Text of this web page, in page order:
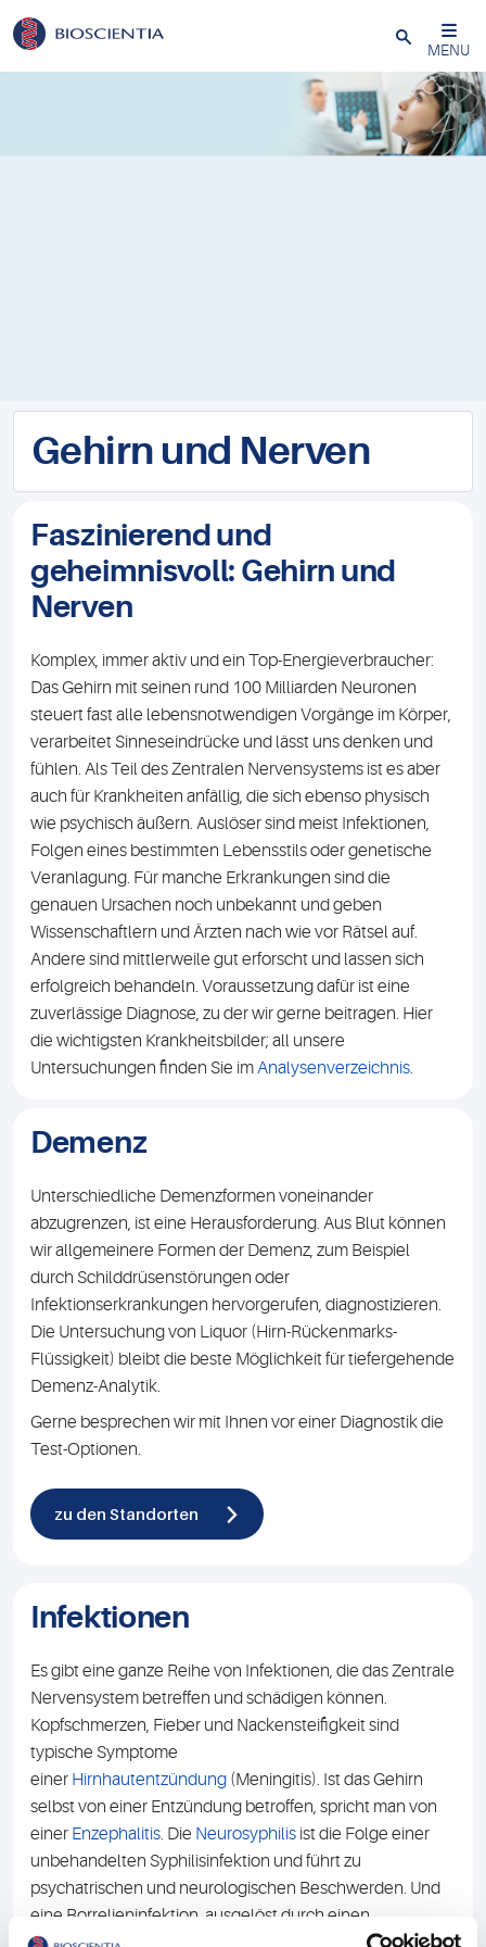
Schließen
MENU
Gehirn und Nerven
Faszinierend und
geheimnisvoll: Gehirn und
Nerven
Komplex, immer aktiv und ein Top-Energieverbraucher:
Das Gehirn mit seinen rund 100 Milliarden Neuronen
steuert fast alle lebensnotwendigen Vorgänge im Körper,
verarbeitet Sinneseindrücke und lässt uns denken und
fühlen. Als Teil des Zentralen Nervensystems ist es aber
auch für Krankheiten anfällig, die sich ebenso physisch
wie psychisch äußern. Auslöser sind meist Infektionen,
Folgen eines bestimmten Lebensstils oder genetische
Veranlagung. Für manche Erkrankungen sind die
genauen Ursachen noch unbekannt und geben
Wissenschaftlern und Ärzten nach wie vor Rätsel auf.
Andere sind mittlerweile gut erforscht und lassen sich
erfolgreich behandeln. Voraussetzung dafür ist eine
zuverlässige Diagnose, zu der wir gerne beitragen. Hier
die wichtigsten Krankheitsbilder; all unsere
Untersuchungen finden Sie imAnalysenverzeichnis.
Demenz
Unterschiedliche Demenzformen voneinander
abzugrenzen, ist eine Herausforderung. Aus Blut können
wir allgemeinere Formen der Demenz, zum Beispiel
durch Schilddrüsenstörungen oder
Infektionserkrankungen hervorgerufen, diagnostizieren.
Die Untersuchung von Liquor (Hirn-Rückenmarks-
Flüssigkeit) bleibt die beste Möglichkeit für tiefergehende
Demenz-Analytik.
Gerne besprechen wir mit Ihnen vor einer Diagnostik die
Test-Optionen.
zu den Standorten
Infektionen
Es gibt eine ganze Reihe von Infektionen, die das Zentrale
Nervensystem betreffen und schädigen können.
Kopfschmerzen, Fieber und Nackensteifigkeit sind
typische Symptome
einer Hirnhautentzündung (Meningitis). Ist das Gehirn
selbst von einer Entzündung betroffen, spricht man von
einer Enzephalitis. Die Neurosyphilis ist die Folge einer
unbehandelten Syphilisinfektion und führt zu
psychatrischen und neurologischen Beschwerden. Und
eine Borrelieninfektion, ausgelöst durch einen
Zeckenbiss, kann sich ebenfalls im Nervensystem